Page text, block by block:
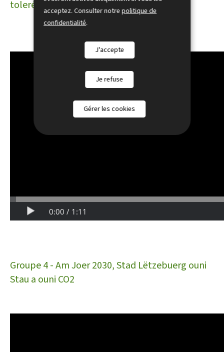
acceptez. Consulter notrepolitique de
confidentialité.
J'accepte
Je refuse
Gérer les cookies
toleréiert gett
Groupe 4 - Am Joer 2030, Stad Lëtzebuerg ouni
Stau a ouni CO2